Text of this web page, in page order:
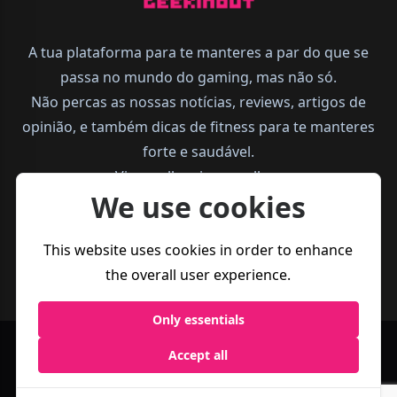
A tua plataforma para te manteres a par do que se
passa no mundo do gaming, mas não só.
Não percas as nossas notícias, reviews, artigos de
opinião, e também dicas de fitness para te manteres
forte e saudável.
Vive melhor, joga melhor.
Business
Política de
We use cookies
This website uses cookies in order to enhance
the overall user experience.
Only essentials
Accept all